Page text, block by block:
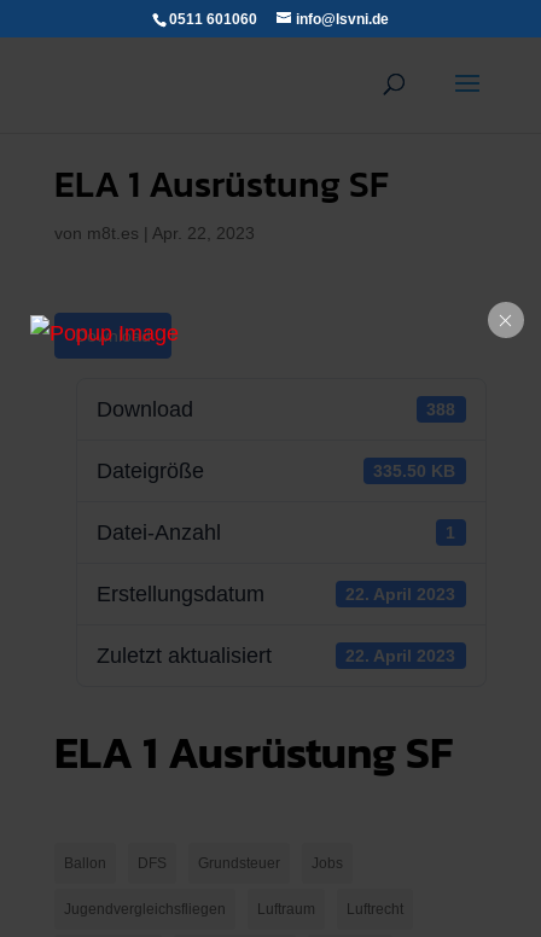
0511 601060 info@lsvni.de
ELA 1 Ausrüstung SF
von m8t.es | Apr. 22, 2023
Download
Download 388
Dateigröße 335.50 KB
Datei-Anzahl 1
Erstellungsdatum 22. April 2023
Zuletzt aktualisiert 22. April 2023
ELA 1 Ausrüstung SF
Ballon DFS Grundsteuer Jobs
Jugendvergleichsfliegen Luftraum Luftrecht